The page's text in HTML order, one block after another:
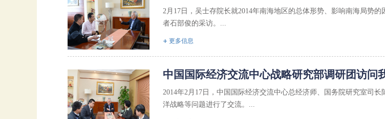
2月17日，吴士存院长就2014年南海地区的总体形势、影响南海局势
者石部俊的采访。...
更多信息
中国国际经济交流中心战略研究部调研团访问
2014年2月17日，中国国际经济交流中心总经济师、国务院研究室司
洋战略等问题进行了交流。...